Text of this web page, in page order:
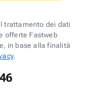
trattamento dei dati
offerte Fastweb
in base alla finalità
.